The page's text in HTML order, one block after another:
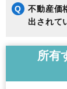
Q
不動産価
出されて
所有